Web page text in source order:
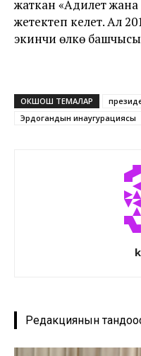
жаткан «Адилет жана
жетектеп келет. Ал
экинчи өлкө
ОКШОШ ТЕМАЛАР
Эрдогандын инаугурациясы
Редакциянын